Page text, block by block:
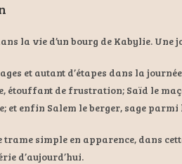
la vie d’un bourg de Kabylie.
et autant d’étapes dans la
étouffant de frustration; Saïd le
et enfin Salem le berger, sage
trame simple en apparence, dans
d’aujourd’hui.